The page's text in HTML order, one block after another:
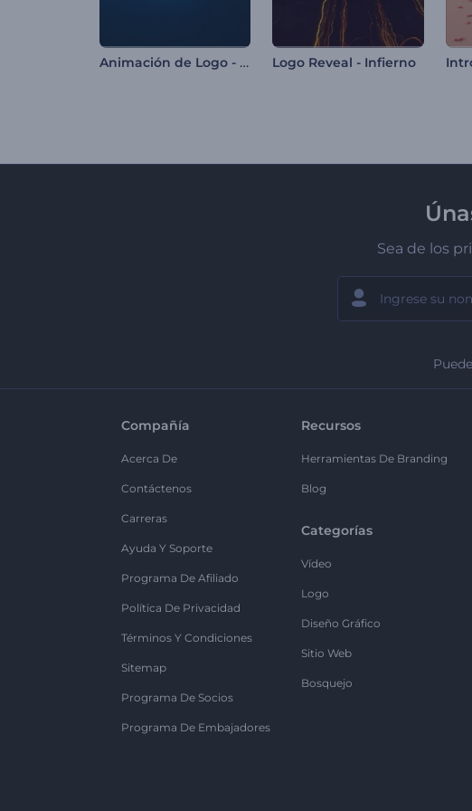
Animación de Logo - Sismo de Neón Logo Reveal - Infierno
Sea de los
Compañía
Acerca De
Contáctenos
Carreras
Ayuda Y Soporte
Programa De Afiliado
Política De Privacidad
Términos Y Condiciones
Sitemap
Programa De Socios
Programa De Embajadores
Recursos
Herramientas De Branding
Blog
Categorías
Vídeo
Logo
Diseño Gráfico
Sitio Web
Bosquejo